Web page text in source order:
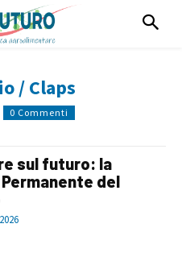
/ Claps
0 Commenti
sul futuro: la
del